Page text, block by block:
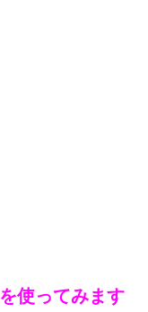
使ってみます